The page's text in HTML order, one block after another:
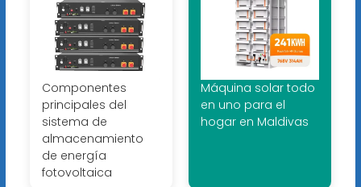
Componentes
principales del
sistema de
almacenamiento
de energía
fotovoltaica
Máquina solar todo
en uno para el
hogar en Maldivas